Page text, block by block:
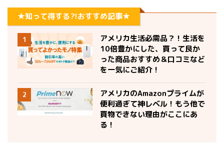
★知って得する?!おすすめ記事★
1
アメリカ生活必需品？！生活を
10倍豊かにした、買って良か
った商品おすすめ＆口コミなど
を一気にご紹介！
2
アメリカのAmazonプライムが
便利過ぎて神レベル！もう他で
買物できない理由がここにあ
る！